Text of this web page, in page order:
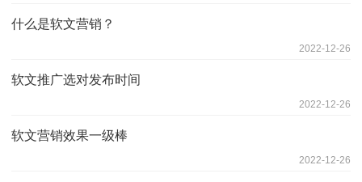
什么是软文营销？
2022-12-26
软文推广选对发布时间
2022-12-26
软文营销效果一级棒
2022-12-26